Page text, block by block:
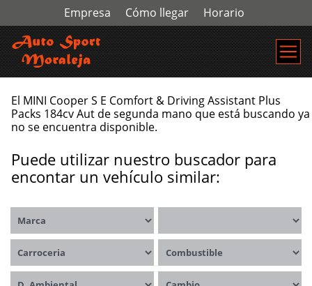
Empresa Cómo llegar Horario
El MINI Cooper S E Comfort & Driving Assistant Plus
Packs 184cv Aut de segunda mano que está buscando ya
no se encuentra disponible.
Puede utilizar nuestro buscador para
encontar un vehículo similar:
Marca
Carrocerías Combustible
Distintivo ambiental Cambio